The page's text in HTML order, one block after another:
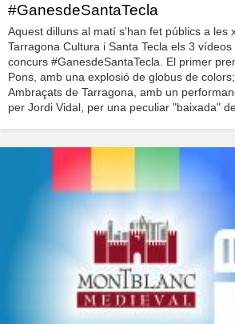
#GanesdeSantaTecla
Aquest dilluns al matí s'han fet públics a les
Tarragona Cultura i Santa Tecla els 3
concurs #GanesdeSantaTecla. El primer
Pons, amb una explosió de globus de
Ambraçats de Tarragona, amb un
per Jordi Vidal, per una peculiar "baixada"